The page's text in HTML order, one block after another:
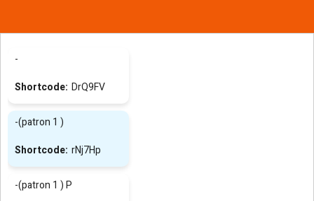
-
DrQ9FV
-(patron 1 )
rNj7Hp
-(patron 1 ) P